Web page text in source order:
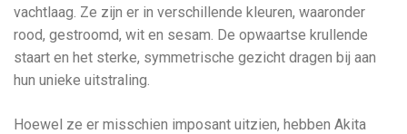
vachtlaag. Ze zijn er in verschillende kleuren, waaronder
rood, gestroomd, wit en sesam. De opwaartse krullende
staart en het sterke, symmetrische gezicht dragen bij aan
hun unieke uitstraling.
Hoewel ze er misschien imposant uitzien, hebben Akita